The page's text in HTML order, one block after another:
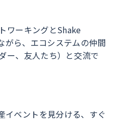
ワーキングとShake
がら、エコシステムの仲間
ー、友人たち）と交流で
イベントを見分ける、すぐ